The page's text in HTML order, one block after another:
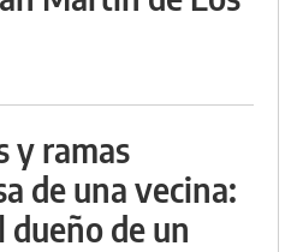
y ramas
de una vecina:
dueño de un